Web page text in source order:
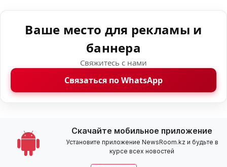
Ваше место для рекламы и
баннера
Свяжитесь с нами
Связаться по WhatsApp
Скачайте мобильное приложение
Установите приложение NewsRoom.kz и будьте в
курсе всех новостей